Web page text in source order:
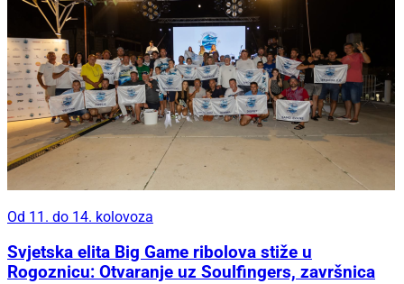
Od 11. do 14. kolovoza
Svjetska elita Big Game ribolova stiže u
Rogoznicu: Otvaranje uz Soulfingers, završnica